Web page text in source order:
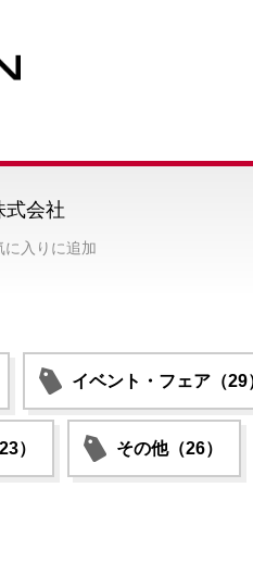
に入りに追加
式会社
イベント・フェア（29
） その他（26）